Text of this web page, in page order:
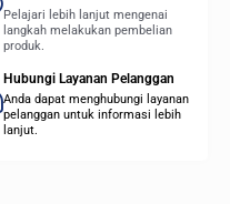
Pelajari lebih lanjut mengenai
langkah melakukan pembelian
produk.
Hubungi Layanan Pelanggan
Anda dapat menghubungi layanan
pelanggan untuk informasi lebih
lanjut.